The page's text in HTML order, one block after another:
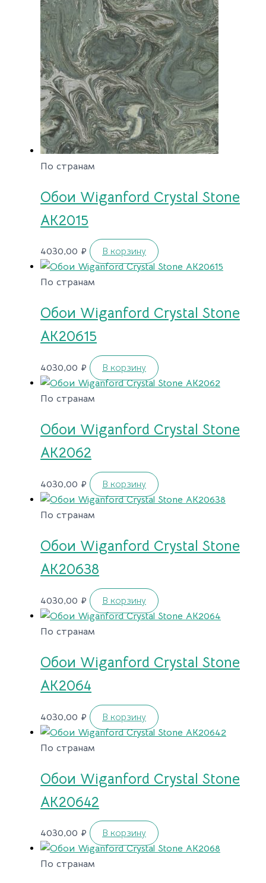
По странам
Обои Wiganford Crystal Stone
AK2015
4030,00 ₽ В корзину
По странам
Обои Wiganford Crystal Stone
AK20615
4030,00 ₽ В корзину
По странам
Обои Wiganford Crystal Stone
AK2062
4030,00 ₽ В корзину
По странам
Обои Wiganford Crystal Stone
AK20638
4030,00 ₽ В корзину
По странам
Обои Wiganford Crystal Stone
AK2064
4030,00 ₽ В корзину
По странам
Обои Wiganford Crystal Stone
AK20642
4030,00 ₽ В корзину
По странам